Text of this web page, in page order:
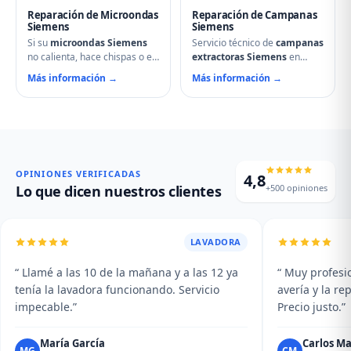
Reparación de Microondas
Siemens
Si su microondas Siemens
no calienta, hace chispas o el
plato no gira, contacte con
nuestro servicio técnico en
Barruelo de Santullán.
plato giratorio.
Más información →
Reparación de Campanas
Siemens
Servicio técnico de campanas
extractoras Siemensen
Barruelo de Santullán.
Reparamos motores,
problemas de aspiración,
limpieza profesional de su
Más información →
OPINIONES VERIFICADAS
Lo que dicen nuestros clientes 4,8+500 opiniones
LAVADORA
“ Llamé a las 10 de la mañana y a las 12 ya
tenía la lavadora funcionando. Servicio
impecable.”
María García
“ Muy
avería y la
Precio justo.”
Carlos